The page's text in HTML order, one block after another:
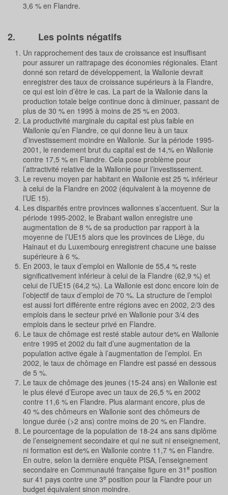
3,6 % en Flandre.
2. Les points négatifs
Un rapprochement des taux de croissance est insuffisant
pour assurer un rattrapage des économies régionales. Etant
donné son retard de développement, la Wallonie devrait
enregistrer des taux de croissance supérieurs à la Flandre,
ce qui est loin d’être le cas. La part de la Wallonie dans la
production totale belge continue donc à diminuer, passant de
plus de 30 % en 1995 à moins de 25 % en 2003.
La productivité marginale du capital est plus faible en
Wallonie qu’en Flandre, ce qui donne lieu à un taux
d’investissement moindre en Wallonie. Sur la période 1995-
2001, le rendement brut du capital est de 14,% en Wallonie
contre 17,5 % en Flandre. Cela pose problème pour
l’attractivité relative de la Wallonie pour l’investissement.
Le revenu moyen par habitant en Wallonie est 25 % inférieur
à celui de la Flandre en 2002 (équivalent à la moyenne de
l’UE 15).
Les disparités entre provinces wallonnes s’accentuent. Sur la
période 1995-2002, le Brabant wallon enregistre une
augmentation de 8 % de sa production par rapport à la
moyenne de l’UE15 alors que les provinces de Liège, du
Hainaut et du Luxembourg enregistrent chacune une baisse
supérieure à 6 %.
En 2003, le taux d’emploi en Wallonie de 55,4 % reste
significativement inférieur à celui de la Flandre (62,9 %) et
celui de l’UE15 (64,2 %). La Wallonie est donc encore loin de
l’objectif de taux d’emploi de 70 %. La structure de l’emploi
est aussi fort différente entre régions avec en 2002, 2/3 des
emplois dans le secteur privé en Wallonie pour 3/4 des
emplois dans le secteur privé en Flandre.
Le taux de chômage est resté stable autour de% en Wallonie
entre 1995 et 2002 du fait d’une augmentation de la
population active égale à l’augmentation de l’emploi. En
2002, le taux de chômage en Flandre est passé en dessous
de 5 %.
Le taux de chômage des jeunes (15-24 ans) en Wallonie est
le plus élevé d’Europe avec un taux de 26,5 % en 2002
contre 11,6 % en Flandre. Plus alarmant encore, plus de
40 % des chômeurs en Wallonie sont des chômeurs de
longue durée (>2 ans) contre moins de 20 % en Flandre.
Le pourcentage de la population de 18-24 ans sans diplôme
de l’enseignement secondaire et qui ne suit ni enseignement,
ni formation est de% en Wallonie contre 11,7 % en Flandre.
En outre, selon la dernière enquête PISA, l’enseignement
secondaire en Communauté française figure en 31 e position
sur 41 pays contre une 3e position pour la Flandre pour un
budget équivalent sinon moindre.